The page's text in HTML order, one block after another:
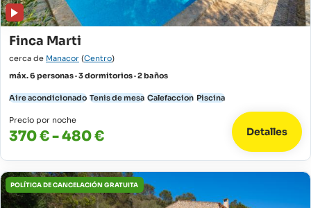
Finca Marti
cerca de Manacor (Centro)
máx. 6 personas · 3 dormitorios · 2 baños
Aire acondicionado Tenis de mesa Calefaccion Piscina
Precio por noche
370 € - 480 € Detalles
POLÍTICA DE CANCELACIÓN GRATUITA